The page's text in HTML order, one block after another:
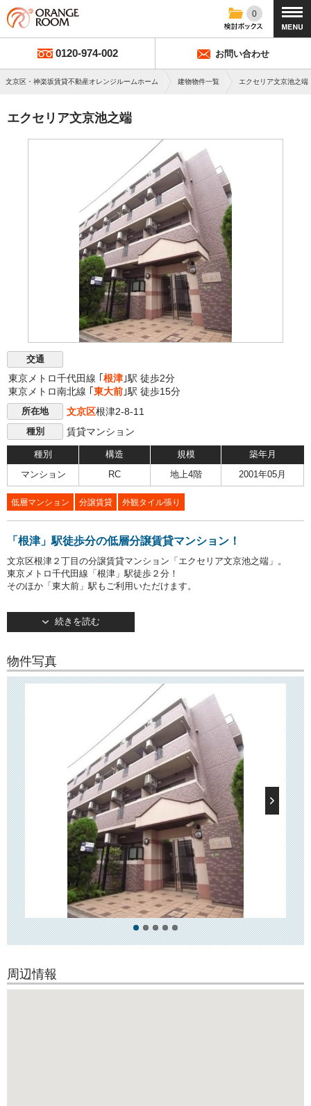
0
0120-974-002 お問い合わせ
文京区・神楽坂賃貸不動産オレンジルームホーム 建物物件一覧 エクセリア文京池之端
エクセリア文京池之端
交通
東京メトロ千代田線 ｢ 根津 ｣駅 徒歩2分
東京メトロ南北線 ｢ 東大前 ｣駅 徒歩15分
所在地 文京区根津2-8-11
種別 賃貸マンション
種別 構造 規模 築年月
マンション RC 地上4階 2001年05月
低層マンション 分譲賃貸 外観タイル張り
「根津」駅徒歩分の低層分譲賃貸マンション！
文京区根津２丁目の分譲賃貸マンション「エクセリア文京池之端」。
東京メトロ千代田線「根津」駅徒歩２分！
そのほか「東大前」駅もご利用いただけます。
2001年5月竣工・地上4階建ての低層マンションです。
オートロック完備で安心・便利！
敷地内駐輪場がございますので、自転車通勤・通学をお考えの方にもお
すすめ！
「エクセリア文京池之端」は文京区と台東区の境目に位置し、近隣には
緑豊かな「上野恩賜公園」、「不忍池」、「東京大学本郷キャンパス」
などがございます。
最寄り駅の「根津」駅前にはスーパー「赤札堂」やドラッグストアなど
がございますので、日々のお買い物にとても便利です！
続きを読む
物件写真
周辺情報